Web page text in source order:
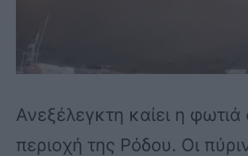
Ανεξέλεγκτη καίει η φωτιά
περιοχή της Ρόδου. Οι